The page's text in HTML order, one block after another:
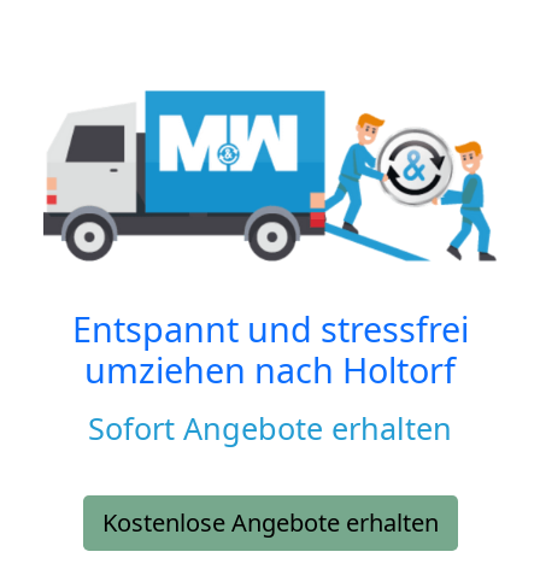
Entspannt und stressfrei
umziehen nach Holtorf
Sofort Angebote erhalten
Kostenlose Angebote erhalten